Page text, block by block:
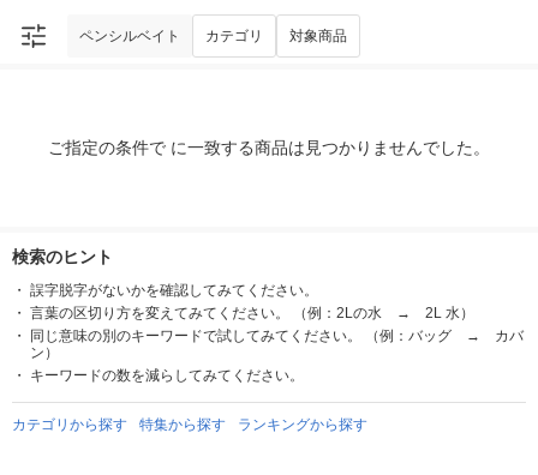
ペンシルベイト カテゴリ 対象商品
ご指定の条件で に一致する商品は見つかりませんでした。
検索のヒント
誤字脱字がないかを確認してみてください。
言葉の区切り方を変えてみてください。 （例：2Lの水 → 2L 水）
同じ意味の別のキーワードで試してみてください。 （例：バッグ → カバ
ン）
キーワードの数を減らしてみてください。
カテゴリから探す 特集から探す ランキングから探す